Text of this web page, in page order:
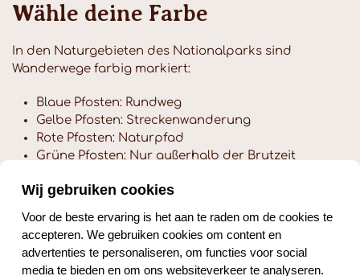
Wij gebruiken cookies
Voor de beste ervaring is het aan te raden om de cookies te
accepteren. We gebruiken cookies om content en
advertenties te personaliseren, om functies voor social
media te bieden en om ons websiteverkeer te analyseren.
Wähle deine Farbe
In den Naturgebieten des Nationalparks sind
Wanderwege farbig markiert:
Blaue Pfosten: Rundweg
Gelbe Pfosten: Streckenwanderung
Rote Pfosten: Naturpfad
Grüne Pfosten: Nur außerhalb der Brutzeit
Wandern direkt ab der
Unterkunft